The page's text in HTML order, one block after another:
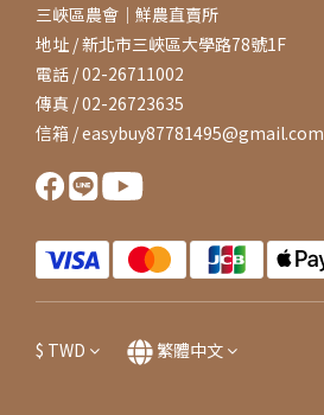
三峽區農會｜鮮農直賣所
地址 / 新北市三峽區大學路78號1F
電話 / 02-26711002
傳真 / 02-26723635
信箱 / easybuy87781495@gmail.com
$ TWD 繁體中文